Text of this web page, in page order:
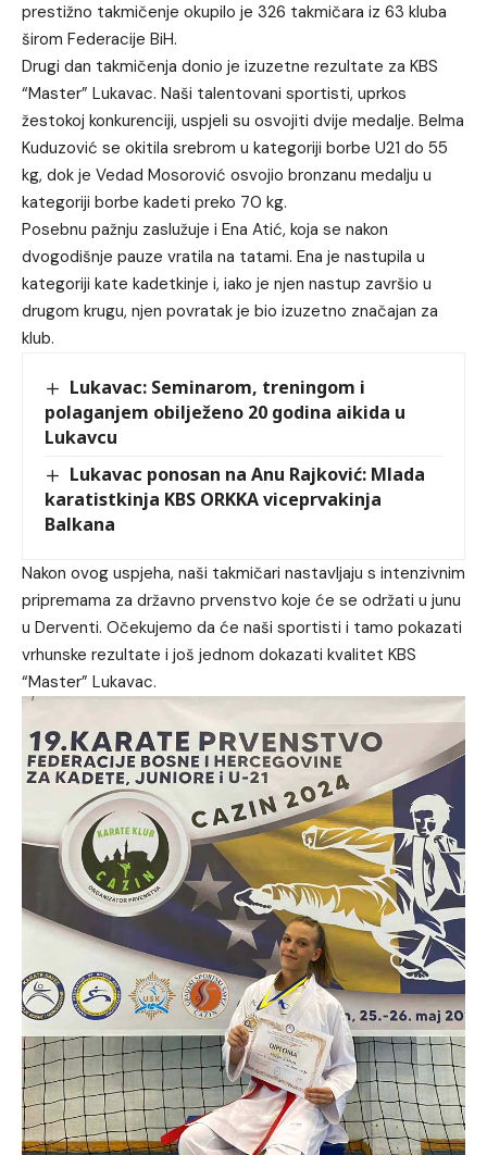
prestižno takmičenje okupilo je 326 takmičara iz 63 kluba
širom Federacije BiH.
Drugi dan takmičenja donio je izuzetne rezultate za KBS
“Master” Lukavac. Naši talentovani sportisti, uprkos
žestokoj konkurenciji, uspjeli su osvojiti dvije medalje. Belma
Kuduzović se okitila srebrom u kategoriji borbe U21 do 55
kg, dok je Vedad Mosorović osvojio bronzanu medalju u
kategoriji borbe kadeti preko 70 kg.
Posebnu pažnju zaslužuje i Ena Atić, koja se nakon
dvogodišnje pauze vratila na tatami. Ena je nastupila u
kategoriji kate kadetkinje i, iako je njen nastup završio u
drugom krugu, njen povratak je bio izuzetno značajan za
klub.
Lukavac: Seminarom, treningom i
polaganjem obilježeno 20 godina aikida u
Lukavcu
Lukavac ponosan na Anu Rajković: Mlada
karatistkinja KBS ORKKA viceprvakinja
Balkana
Nakon ovog uspjeha, naši takmičari nastavljaju s intenzivnim
pripremama za državno prvenstvo koje će se održati u junu
u Derventi. Očekujemo da će naši sportisti i tamo pokazati
vrhunske rezultate i još jednom dokazati kvalitet KBS
“Master” Lukavac.